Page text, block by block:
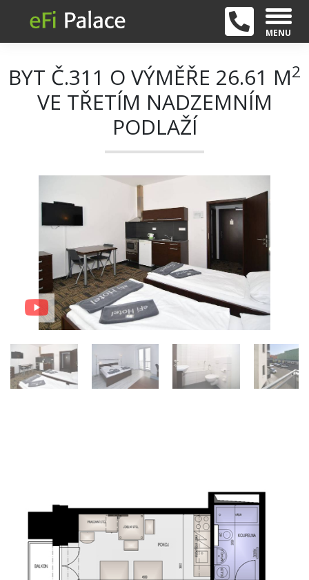
MENU
BYT Č.311 O VÝMĚŘE 26.61 M2
VE TŘETÍM NADZEMNÍM
PODLAŽÍ
Previous